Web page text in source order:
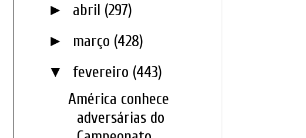
► abril (297)
► março (428)
▼ fevereiro (443)
América conhece
adversárias do